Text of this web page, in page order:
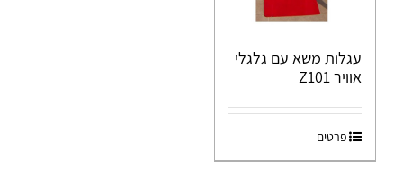
עגלות משא עם גלגלי
אוויר Z101
פרטים